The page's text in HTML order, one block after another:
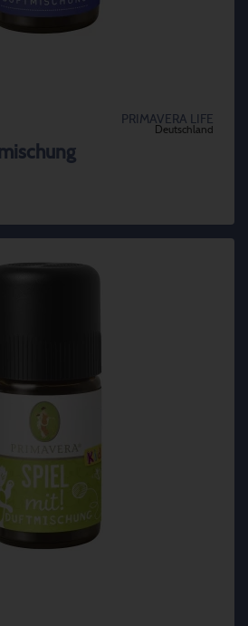
PRIMAVERA LIFE
Deutschland